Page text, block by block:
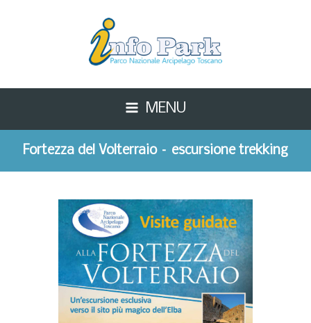
MENU
Fortezza del Volterraio – escursione trekking